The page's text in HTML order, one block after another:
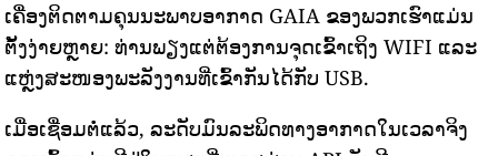
ເຄື່ອງຕິດຕາມຄຸນນະພາບອາກາດ GAIA ຂອງພວກເຮົາແມ່ນ
ຕັ້ງງ່າຍຫຼາຍ: ທ່ານພຽງແຕ່ຕ້ອງການຈຸດເຂົ້າເຖິງ WIFI ແລະ
ແຫຼ່ງສະໜອງພະລັງງານທີ່ເຂົ້າກັນໄດ້ກັບ USB.
ເມື່ອເຊື່ອມຕໍ່ແລ້ວ, ລະດັບມົນລະພິດທາງອາກາດໃນເວລາຈິງ